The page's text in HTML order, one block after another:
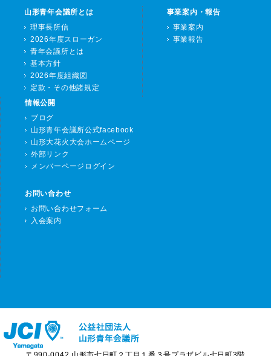
山形青年会議所とは
理事長所信
2026年度スローガン
青年会議所とは
基本方針
2026年度組織図
定款・その他諸規定
事業案内・報告
事業案内
事業報告
情報公開
ブログ
山形青年会議所公式facebook
山形大花火大会ホームページ
外部リンク
メンバーページログイン
お問い合わせ
お問い合わせフォーム
入会案内